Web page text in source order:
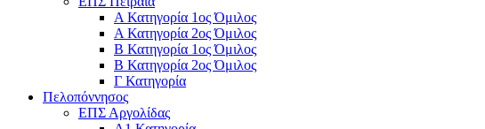
Α Κατηγορία 1ος Όμιλος
Α Κατηγορία 2ος Όμιλος
Β Κατηγορία 1ος Όμιλος
Β Κατηγορία 2ος Όμιλος
Γ Κατηγορία
Πελοπόννησος
ΕΠΣ Αργολίδας